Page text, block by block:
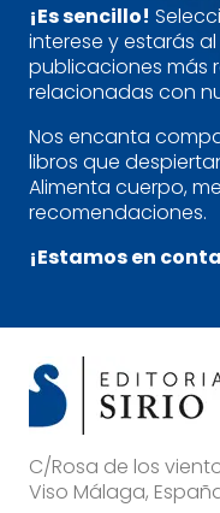
¡Es sencillo!
interese y estarás
publicaciones más
relacionadas con
Nos encanta
libros que
Alimenta cuerpo,
recomendaciones.
¡Estamos en
C/Rosa de los
Viso Málaga,